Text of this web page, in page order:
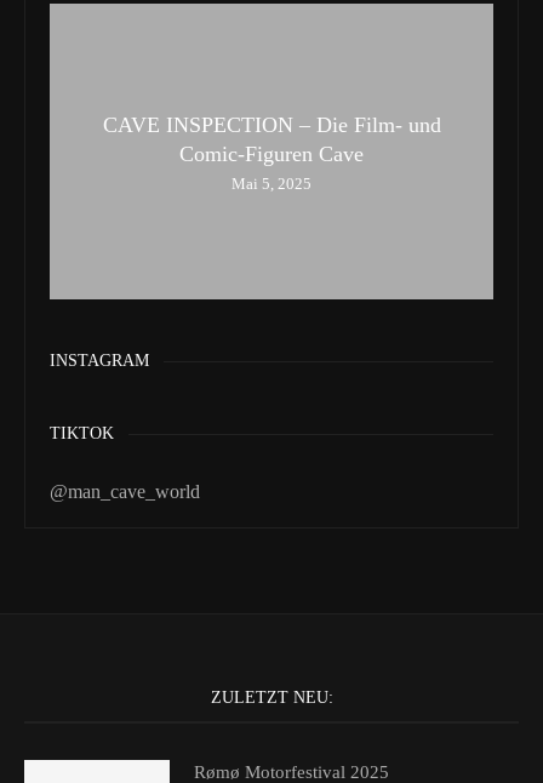
CAVE INSPECTION – Die Film- und
Comic-Figuren Cave
Mai 5, 2025
INSTAGRAM
TIKTOK
@man_cave_world
ZULETZT NEU:
Rømø Motorfestival 2025